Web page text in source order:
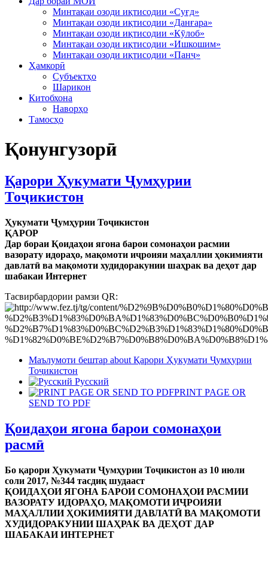
Минтақаи озоди иқтисодии «Суғд»
Минтақаи озоди иқтисодии «Данғара»
Минтақаи озоди иқтисодии «Кӯлоб»
Минтақаи озоди иқтисодии «Ишкошим»
Минтақаи озоди иқтисодии «Панҷ»
Ҳамкорӣ
Субъектҳо
Шарикон
Китобхона
Наворҳо
Тамосҳо
Қонунгузорӣ
Қарори Ҳукумати Ҷумҳурии
Тоҷикистон
Ҳукумати Ҷумҳурии Тоҷикистон
ҚАРОР
Дар бораи Қоидаҳои ягона барои сомонаҳои расмии
вазорату идораҳо, мақомоти иҷроияи маҳаллии ҳокимияти
давлатӣ ва мақомоти худидоракунии шаҳрак ва деҳот дар
шабакаи Интернет
Тасвирбардории рамзи QR:
Маълумоти бештар about Қарори Ҳукумати Ҷумҳурии
Тоҷикистон
Русский
PRINT PAGE OR
SEND TO PDF
Қоидаҳои ягона барои сомонаҳои
расмӣ
Бо қарори Ҳукумати Ҷумҳурии Тоҷикистон аз 10 июли
соли 2017, №344 тасдиқ шудааст
ҚОИДАҲОИ ЯГОНА БАРОИ СОМОНАҲОИ РАСМИИ
ВАЗОРАТУ ИДОРАҲО, МАҚОМОТИ ИҶРОИЯИ
МАҲАЛЛИИ ҲОКИМИЯТИ ДАВЛАТӢ ВА МАҚОМОТИ
ХУДИДОРАКУНИИ ШАҲРАК ВА ДЕҲОТ ДАР
ШАБАКАИ ИНТЕРНЕТ